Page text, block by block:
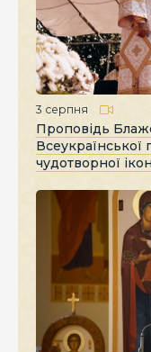
3 серпня
Проповідь
Всеукраїнської
чудотворної